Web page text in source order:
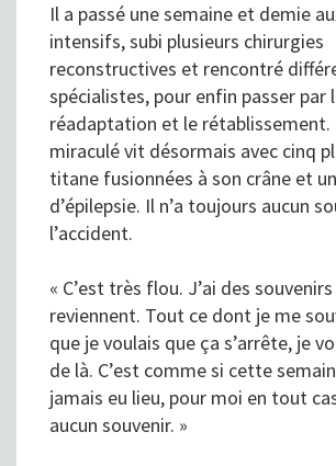
Il a passé une semaine et demie
intensifs, subi plusieurs chirurgies
reconstructives et rencontré
spécialistes, pour enfin passer par
réadaptation et le
miraculé vit désormais avec cinq
titane fusionnées à son crâne et
d’épilepsie. Il n’a toujours aucun
l’accident.
« C’est très flou. J’ai des
reviennent. Tout ce dont je me
que je voulais que ça s’arrête, je
de là. C’est comme si cette
jamais eu lieu, pour moi en tout
aucun souvenir. »